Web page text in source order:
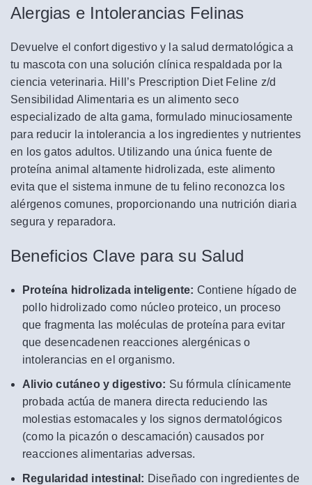
Alergias e Intolerancias Felinas
Devuelve el confort digestivo y la salud dermatológica a
tu mascota con una solución clínica respaldada por la
ciencia veterinaria. Hill’s Prescription Diet Feline z/d
Sensibilidad Alimentaria es un alimento seco
especializado de alta gama, formulado minuciosamente
para reducir la intolerancia a los ingredientes y nutrientes
en los gatos adultos. Utilizando una única fuente de
proteína animal altamente hidrolizada, este alimento
evita que el sistema inmune de tu felino reconozca los
alérgenos comunes, proporcionando una nutrición diaria
segura y reparadora.
Beneficios Clave para su Salud
Proteína hidrolizada inteligente: Contiene hígado de
pollo hidrolizado como núcleo proteico, un proceso
que fragmenta las moléculas de proteína para evitar
que desencadenen reacciones alergénicas o
intolerancias en el organismo.
Alivio cutáneo y digestivo: Su fórmula clínicamente
probada actúa de manera directa reduciendo las
molestias estomacales y los signos dermatológicos
(como la picazón o descamación) causados por
reacciones alimentarias adversas.
Regularidad intestinal: Diseñado con ingredientes de